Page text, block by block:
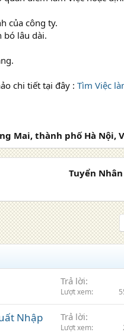
của công ty.
bó lâu dài.
chi tiết tại đây : Tìm Việc
Mai, thành phố Hà Nội,
Tuyển
Trả lời
Lượt xem
Nhập
Trả lời
Lượt xem